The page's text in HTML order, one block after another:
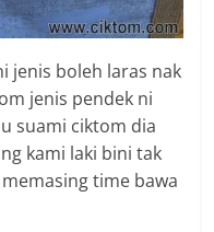
jenis boleh laras nak
jenis pendek ni
suami ciktom dia
kami laki bini tak
time bawa